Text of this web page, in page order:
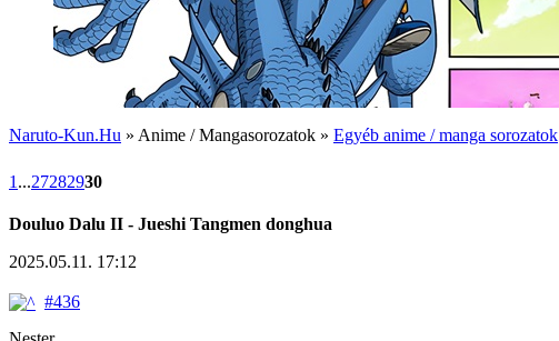
Naruto-Kun.Hu » Anime / Mangasorozatok » Egyéb anime / manga sorozatok
1 ...27282930
Douluo Dalu II - Jueshi Tangmen donghua
2025.05.11. 17:12
#436